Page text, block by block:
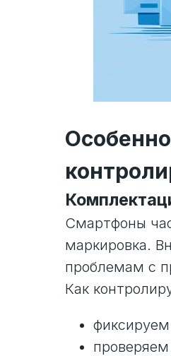
Смартфоны
маркировка.
проблемам с
Как